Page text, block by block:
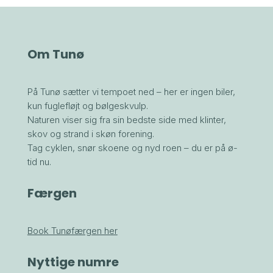
Om Tunø
På Tunø sætter vi tempoet ned – her er ingen biler,
kun fuglefløjt og bølgeskvulp.
Naturen viser sig fra sin bedste side med klinter,
skov og strand i skøn forening.
Tag cyklen, snør skoene og nyd roen – du er på ø-
tid nu.
Færgen
Book Tunøfærgen her
Nyttige numre